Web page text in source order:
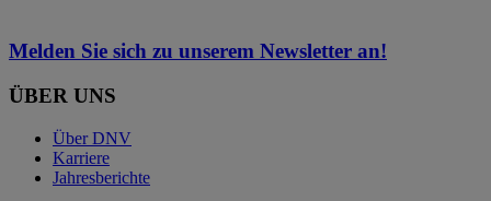
Melden Sie sich zu unserem Newsletter an!
ÜBER UNS
Über DNV
Karriere
Jahresberichte